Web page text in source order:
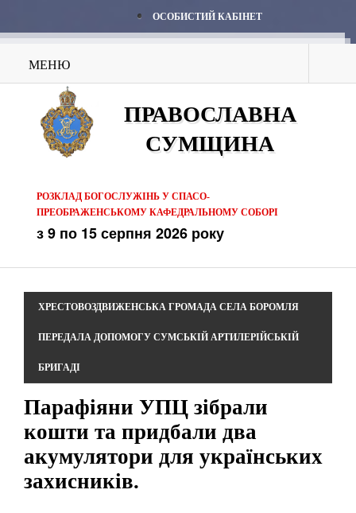
ОСОБИСТИЙ КАБІНЕТ
МЕНЮ
ПРАВОСЛАВНА
СУМЩИНА
РОЗКЛАД БОГОСЛУЖІНЬ У СПАСО-
ПРЕОБРАЖЕНСЬКОМУ КАФЕДРАЛЬНОМУ СОБОРІ
з 9 по 15 серпня 2026 року
ХРЕСТОВОЗДВИЖЕНСЬКА ГРОМАДА СЕЛА БОРОМЛЯ
ПЕРЕДАЛА ДОПОМОГУ СУМСЬКІЙ АРТИЛЕРІЙСЬКІЙ
БРИГАДІ
Парафіяни УПЦ зібрали
кошти та придбали два
акумулятори для українських
захисників.